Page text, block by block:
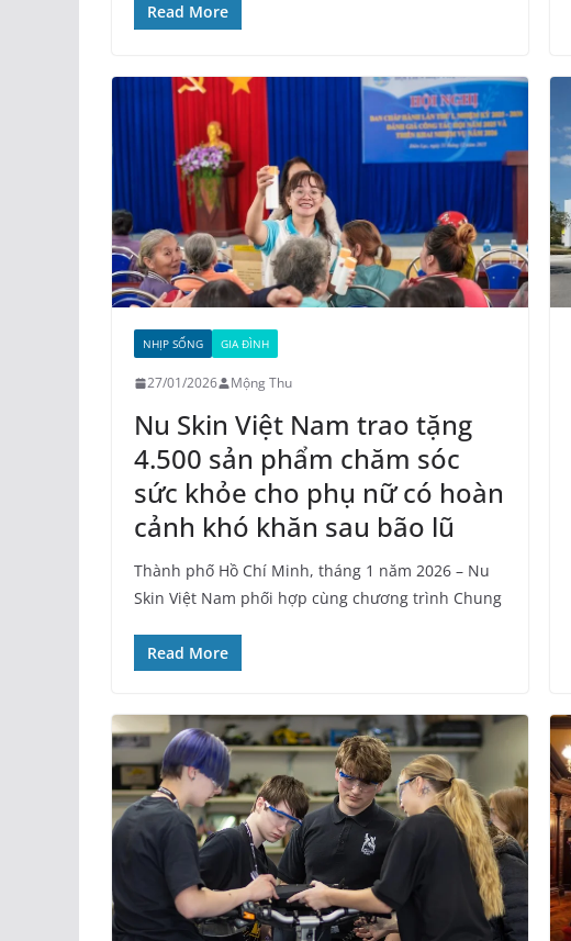
Read More
NHỊP SỐNG GIA ĐÌNH
27/01/2026 Mộng Thu
Nu Skin Việt Nam trao tặng
4.500 sản phẩm chăm sóc
sức khỏe cho phụ nữ có hoàn
cảnh khó khăn sau bão lũ
Thành phố Hồ Chí Minh, tháng 1 năm 2026 – Nu
Skin Việt Nam phối hợp cùng chương trình Chung
Read More